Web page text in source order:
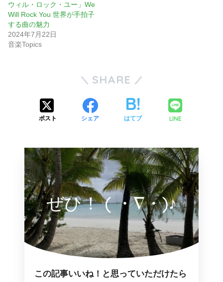
ウィル・ロック・ユー」We
Will Rock You 世界が手拍子
する曲の魅力
2024年7月22日
音楽Topics
SHARE
ポスト シェア はてブ LINE
ぜひ！ ( ・∇・)♪
この記事いいね！と思っていただけたら